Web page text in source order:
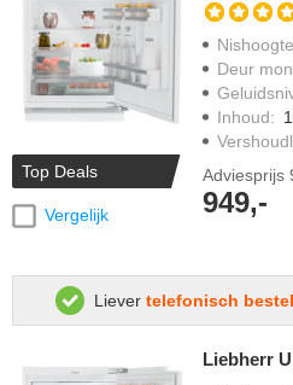
Top Deals
Vergelijk
Nishoogte
Deur
Inhoud:
Adviesprijs
949,-
Liever telefonisch
Liebherr